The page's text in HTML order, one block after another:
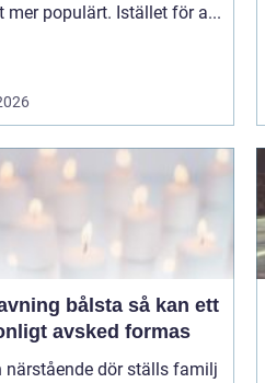
mer populärt. Istället för a...
bålsta så kan ett
avsked formas
närstående dör ställs familj